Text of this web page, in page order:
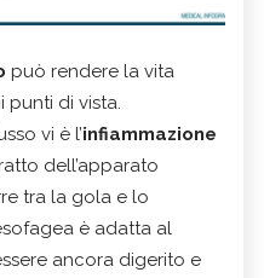
può rendere la vita
punti di vista.
vi è l’infiammazione
dell’apparato
tra la gola e lo
è adatta al
ancora digerito e